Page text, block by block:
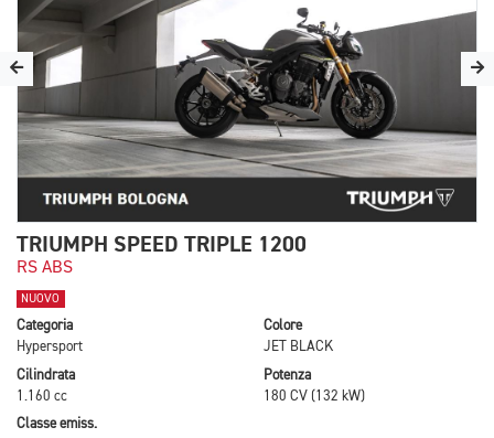
TRIUMPH SPEED TRIPLE 1200
RS ABS
NUOVO
Categoria
Hypersport
Colore
JET BLACK
Cilindrata
1.160 cc
Potenza
180 CV (132 kW)
Classe emiss.